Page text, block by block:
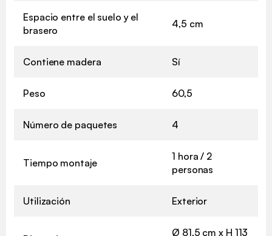
Espacio entre el suelo y el
brasero
4,5 cm
Contiene madera Sí
Peso 60,5
Número de paquetes 4
Tiempo montaje
1 hora / 2
personas
Utilización Exterior
Ø 81,5 cm x H 113